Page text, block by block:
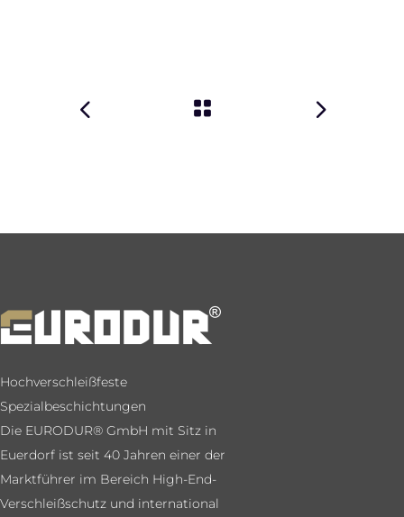
Hochverschleißfeste
Spezialbeschichtungen
Die EURODUR® GmbH mit Sitz in
Euerdorf ist seit 40 Jahren einer der
Marktführer im Bereich High-End-
Verschleißschutz und international